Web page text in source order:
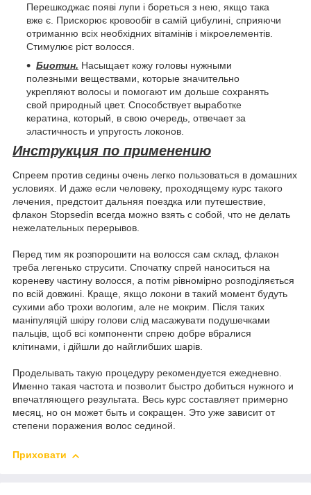
Перешкоджає появі лупи і бореться з нею, якщо така
вже є. Прискорює кровообіг в самій цибулині, сприяючи
отриманню всіх необхідних вітамінів і мікроелементів.
Стимулює ріст волосся.
Биотин. Насыщает кожу головы нужными
полезными веществами, которые значительно
укрепляют волосы и помогают им дольше сохранять
свой природный цвет. Способствует выработке
кератина, который, в свою очередь, отвечает за
эластичность и упругость локонов.
Инструкция по применению
Спреем против седины очень легко пользоваться в домашних
условиях. И даже если человеку, проходящему курс такого
лечения, предстоит дальняя поездка или путешествие,
флакон Stopsedin всегда можно взять с собой, что не делать
нежелательных перерывов.
Перед тим як розпорошити на волосся сам склад, флакон
треба легенько струсити. Спочатку спрей наноситься на
кореневу частину волосся, а потім рівномірно розподіляється
по всій довжині. Краще, якщо локони в такий момент будуть
сухими або трохи вологим, але не мокрим. Після таких
маніпуляцій шкіру голови слід масажувати подушечками
пальців, щоб всі компоненти спрею добре вбралися
клітинами, і дійшли до найглибших шарів.
Проделывать такую процедуру рекомендуется ежедневно.
Именно такая частота и позволит быстро добиться нужного и
впечатляющего результата. Весь курс составляет примерно
месяц, но он может быть и сокращен. Это уже зависит от
степени поражения волос сединой.
Приховати